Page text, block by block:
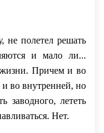
не полетел решать
и мало ли...
Причем и во
во внутренней, но
заводного, лететь
Нет.